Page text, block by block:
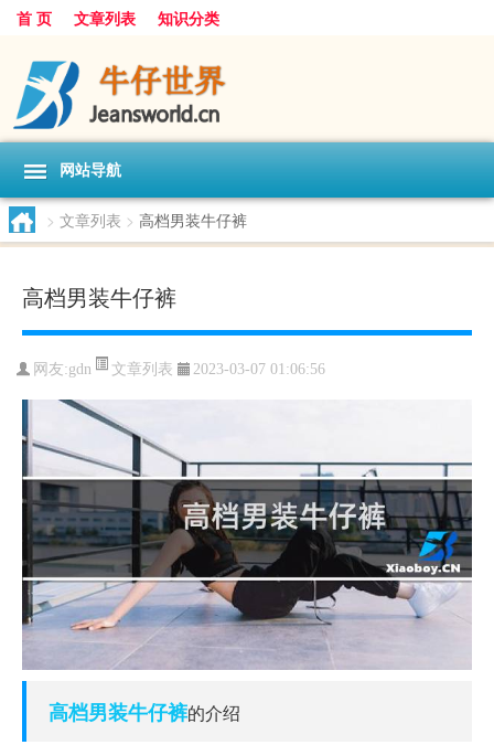
首 页 文章列表 知识分类
网站导航
> 文章列表 > 高档男装牛仔裤
高档男装牛仔裤
网友:gdn 文章列表 2023-03-07 01:06:56
高档男装牛仔裤的介绍